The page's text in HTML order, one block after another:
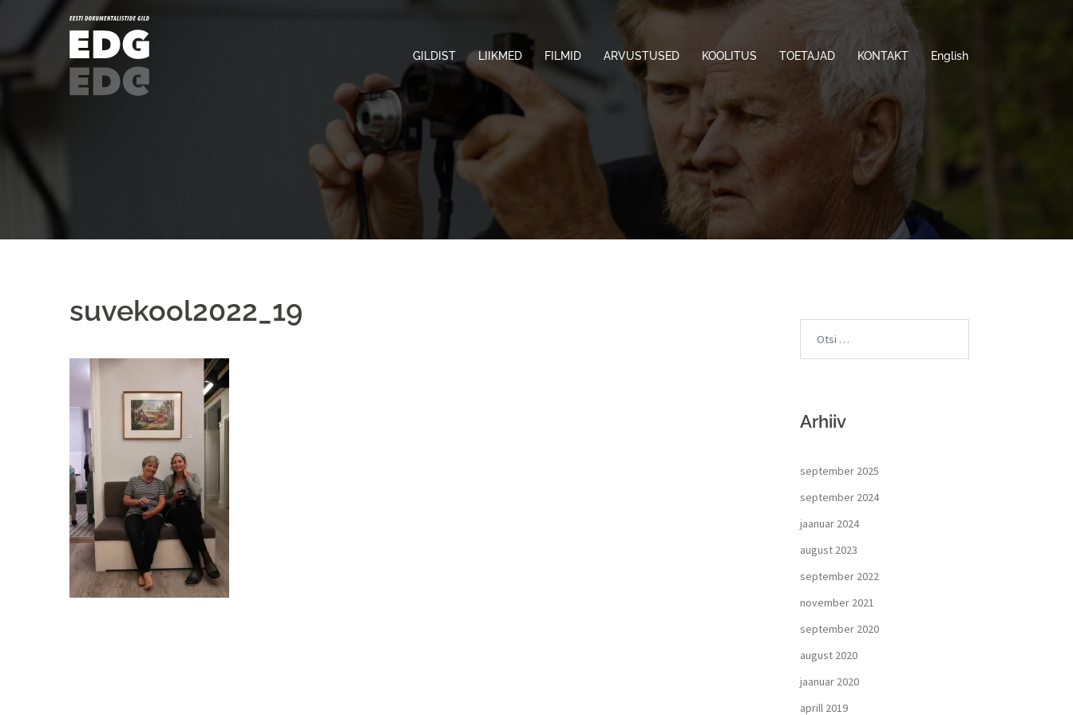
GILDIST LIIKMED FILMID ARVUSTUSED KOOLITUS TOETAJAD KONTAKT English
suvekool2022_19
Arhiiv
september 2025
september 2024
jaanuar 2024
august 2023
september 2022
november 2021
september 2020
august 2020
jaanuar 2020
aprill 2019